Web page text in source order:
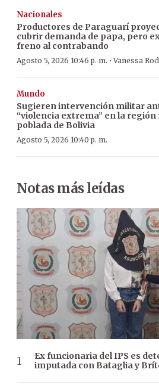
Nacionales
Productores de Paraguarí
cubrir demanda de papa, pero
freno al contrabando
Agosto 5, 2026 10:46 p. m. ·Vanessa
Mundo
Sugieren intervención militar
“violencia extrema” en la región
poblada de Bolivia
Agosto 5, 2026 10:40 p. m.
Notas más leídas
Ex funcionaria del IPS es
imputada con Bataglia y